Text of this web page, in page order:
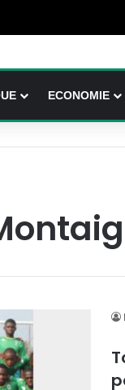
ECONOMIE